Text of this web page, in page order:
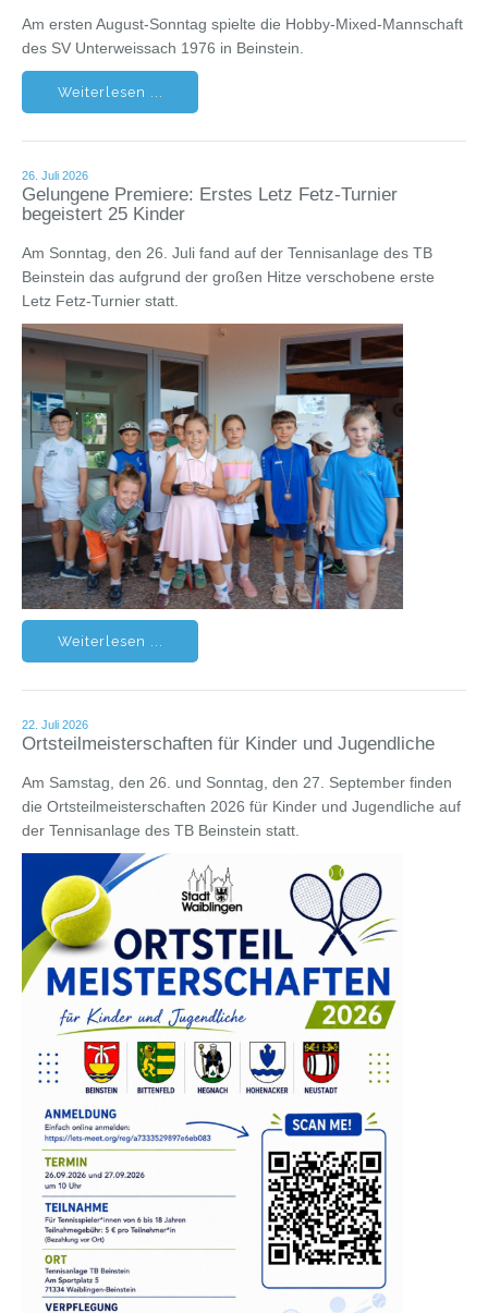
Am ersten August-Sonntag spielte die Hobby-Mixed-Mannschaft
des SV Unterweissach 1976 in Beinstein.
Weiterlesen ...
26. Juli 2026
Gelungene Premiere: Erstes Letz Fetz-Turnier
begeistert 25 Kinder
Am Sonntag, den 26. Juli fand auf der Tennisanlage des TB
Beinstein das aufgrund der großen Hitze verschobene erste
Letz Fetz-Turnier statt.
Weiterlesen ...
22. Juli 2026
Ortsteilmeisterschaften für Kinder und Jugendliche
Am Samstag, den 26. und Sonntag, den 27. September finden
die Ortsteilmeisterschaften 2026 für Kinder und Jugendliche auf
der Tennisanlage des TB Beinstein statt.